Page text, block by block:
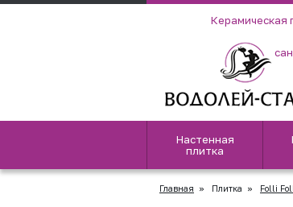
Керамическая
Настенная
плитка
Главная » Плитка » Folli